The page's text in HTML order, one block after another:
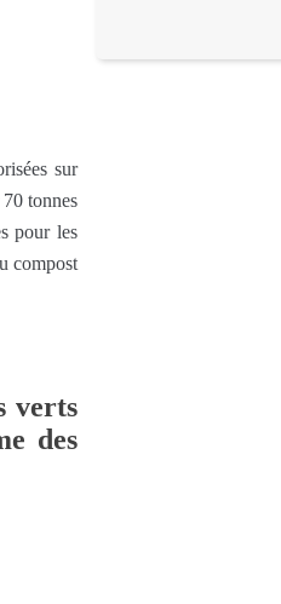
sur
tonnes
pour les
compost
verts
des